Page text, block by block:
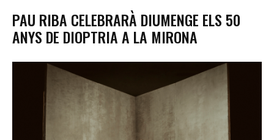
PAU RIBA CELEBRARÀ DIUMENGE ELS 50
ANYS DE DIOPTRIA A LA MIRONA